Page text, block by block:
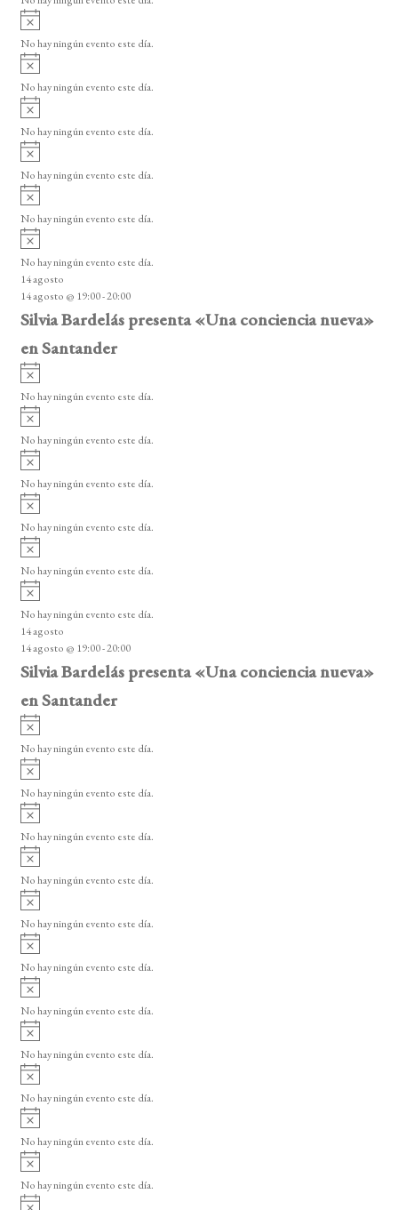
e
n
t
o
s
i
o
A
v
i
o
No hay ningún evento este día.
A
v
i
o
No hay ningún evento este día.
A
v
i
o
No hay ningún evento este día.
A
v
i
o
No hay ningún evento este día.
A
v
i
o
No hay ningún evento este día.
A
v
i
s
o
No hay ningún evento este día.
14 agosto
14 agosto @ 19:00-20:00
Silvia Bardelás presenta «Una conciencia nueva»
en Santander
A
v
i
o
No hay ningún evento este día.
A
v
i
o
No hay ningún evento este día.
A
v
i
o
No hay ningún evento este día.
A
v
i
o
No hay ningún evento este día.
A
v
i
o
No hay ningún evento este día.
A
v
i
s
o
No hay ningún evento este día.
14 agosto
14 agosto @ 19:00-20:00
Silvia Bardelás presenta «Una conciencia nueva»
en Santander
A
v
i
o
No hay ningún evento este día.
A
v
i
o
No hay ningún evento este día.
A
v
i
o
No hay ningún evento este día.
A
v
i
o
No hay ningún evento este día.
A
v
i
o
No hay ningún evento este día.
A
v
i
o
No hay ningún evento este día.
A
v
i
o
No hay ningún evento este día.
A
v
i
o
No hay ningún evento este día.
A
v
i
o
No hay ningún evento este día.
A
v
i
o
No hay ningún evento este día.
A
v
i
No hay ningún evento este día.
A